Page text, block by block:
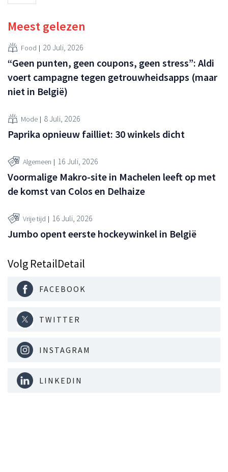
Meest gelezen
Food 20 Juli, 2026
“Geen punten, geen coupons, geen stress”: Aldi
voert campagne tegen getrouwheidsapps (maar
niet in België)
Mode 8 Juli, 2026
Paprika opnieuw failliet: 30 winkels dicht
Algemeen 16 Juli, 2026
Voormalige Makro-site in Machelen leeft op met
de komst van Colos en Delhaize
Vrije tijd 16 Juli, 2026
Jumbo opent eerste hockeywinkel in België
Volg RetailDetail
FACEBOOK
TWITTER
INSTAGRAM
LINKEDIN